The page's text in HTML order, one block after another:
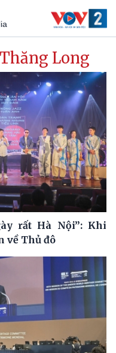
Thăng Long
rất Hà Nội”: Khi
về Thủ đô